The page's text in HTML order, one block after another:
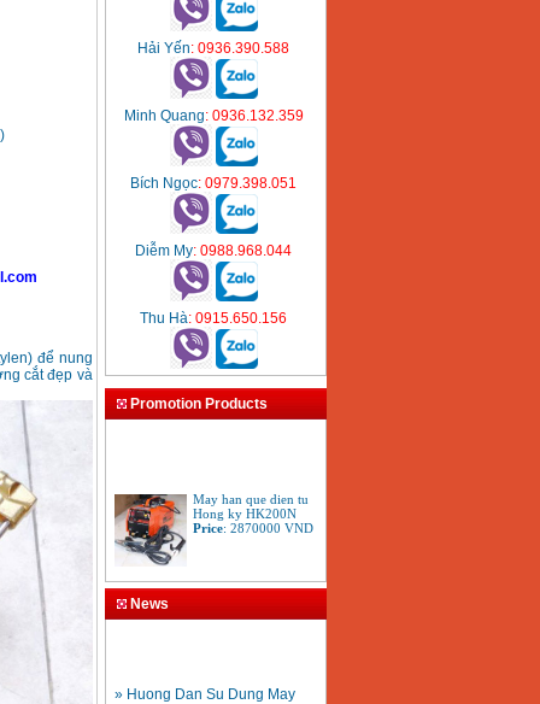
để nung
cắt đẹp và
Hải Yến: 0936.390.588
Minh Quang: 0936.132.359
Bích Ngọc: 0979.398.051
Diễm My: 0988.968.044
Thu Hà: 0915.650.156
Promotion Products
Hong ky HK200N
Price:2870000VND
Tay cat mo cat den cat
Price:650000VND
News
Han Ong Nhua HDPE